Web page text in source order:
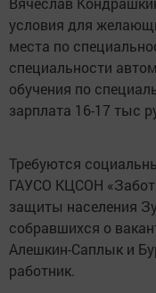
условия для
места по
специальности
обучения по
зарплата 16-17 тыс
Требуются
ГАУСО КЦСОН
защиты населения
собравшихся о
Алешкин-Саплык и
работник.